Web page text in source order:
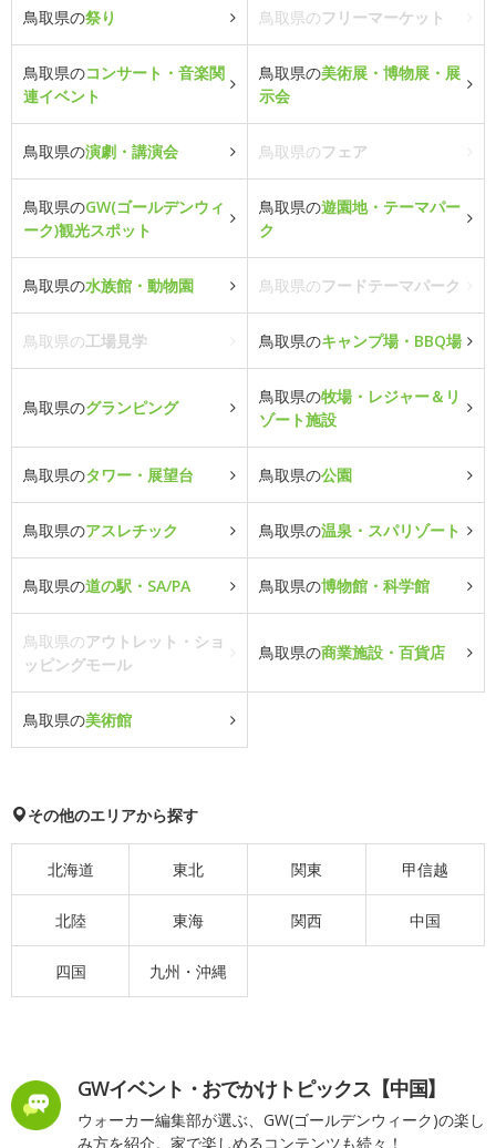
鳥取県の祭り 鳥取県のフリーマーケット
鳥取県のコンサート・音楽関
連イベント
鳥取県の美術展・博物展・展
示会
鳥取県の演劇・講演会 鳥取県のフェア
鳥取県のGW(ゴールデンウィ
ーク)観光スポット
鳥取県の遊園地・テーマパー
ク
鳥取県の水族館・動物園 鳥取県のフードテーマパーク
鳥取県の工場見学 鳥取県のキャンプ場・BBQ場
鳥取県のグランピング
鳥取県の牧場・レジャー＆リ
ゾート施設
鳥取県のタワー・展望台 鳥取県の公園
鳥取県のアスレチック 鳥取県の温泉・スパリゾート
鳥取県の道の駅・SA/PA 鳥取県の博物館・科学館
鳥取県のアウトレット・ショ
ッピングモール
鳥取県の商業施設・百貨店
鳥取県の美術館
その他のエリアから探す
北海道 東北 関東 甲信越
北陸 東海 関西 中国
四国 九州・沖縄
GWイベント・おでかけトピックス【中国】
ウォーカー編集部が選ぶ、GW(ゴールデンウィーク)の楽し
み方を紹介。家で楽しめるコンテンツも続々！